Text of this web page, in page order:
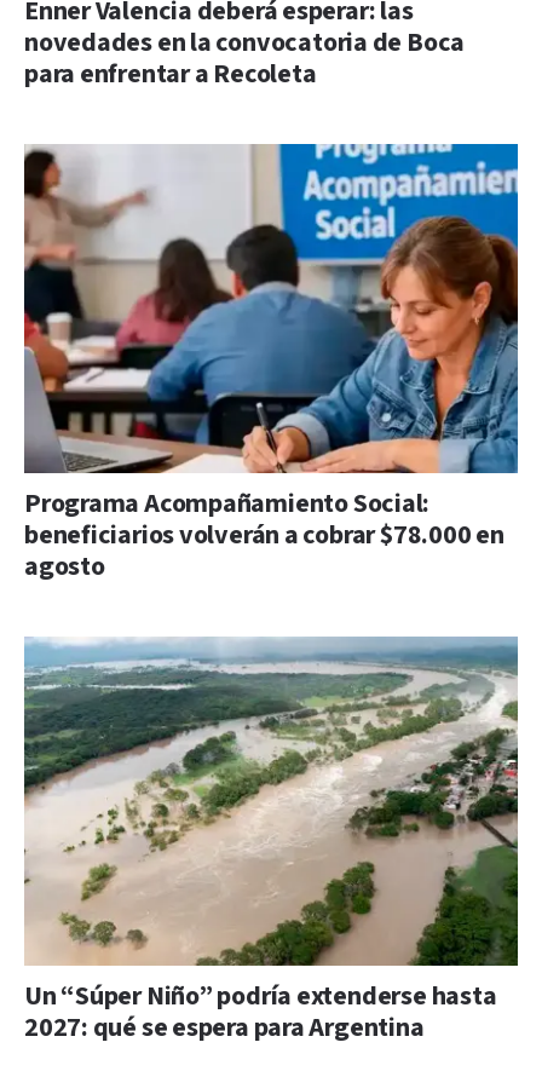
Enner Valencia deberá esperar: las
novedades en la convocatoria de Boca
para enfrentar a Recoleta
Programa Acompañamiento Social:
beneficiarios volverán a cobrar $78.000 en
agosto
Un “Súper Niño” podría extenderse hasta
2027: qué se espera para Argentina